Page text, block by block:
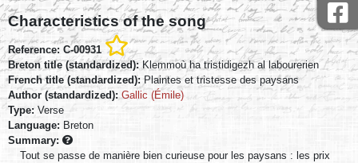
Characteristics of the song
Reference: C-00931
Breton title (standardized): Klemmoù ha tristidigezh al labourerien
French title (standardized):Plaintes et tristesse des paysans
Author (standardized): Gallic (Émile)
Type: Verse
Language: Breton
Summary:
Tout se passe de manière bien curieuse pour les paysans : les prix